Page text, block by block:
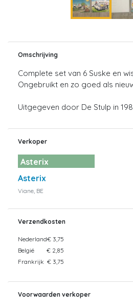
Omschrijving
Complete set van 6 Suske en
Ongebruikt en zo goed als
Uitgegeven door De Stulp in
Verkoper
Asterix
Asterix
Viane, BE
Verzendkosten
Nederland€ 3,75
België
€ 2,85
Frankrijk € 3,75
Voorwaarden verkoper